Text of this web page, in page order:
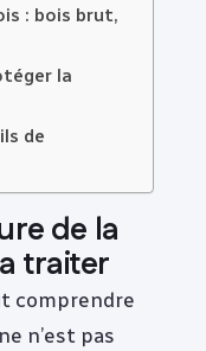
: bois brut,
la
de
de la
traiter
comprendre
n’est pas